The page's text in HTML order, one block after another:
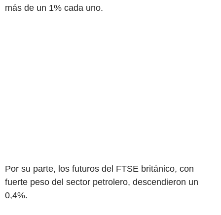
más de un 1% cada uno.
Por su parte, los futuros del FTSE británico, con
fuerte peso del sector petrolero, descendieron un
0,4%.